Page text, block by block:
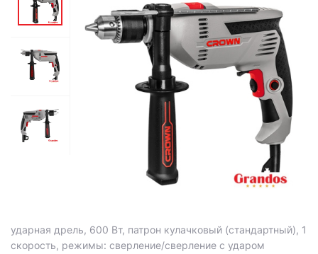
ударная дрель, 600 Вт, патрон кулачковый (стандартный), 1
скорость, режимы: сверление/сверление с ударом